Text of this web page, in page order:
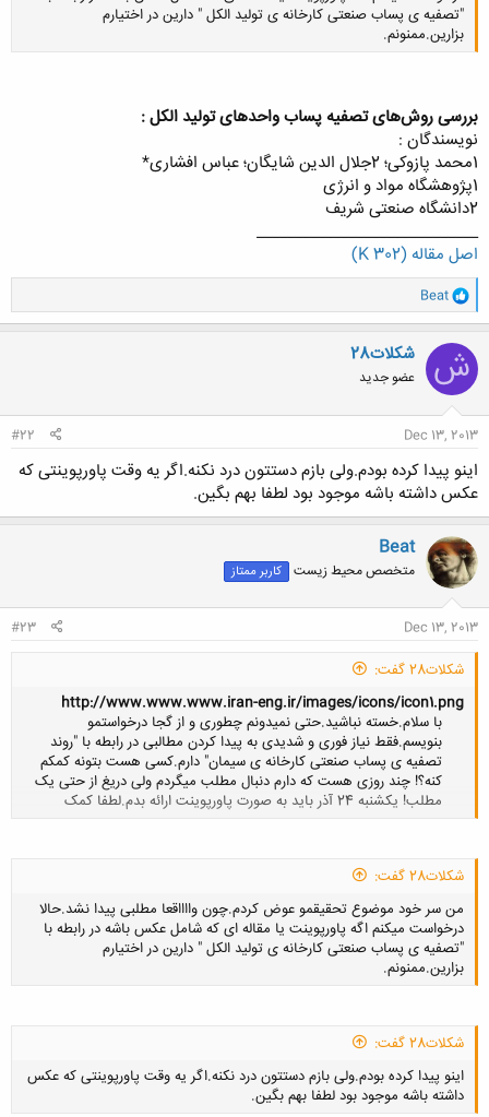
"تصفیه ی پساب صنعتی کارخانه ی تولید الکل " دارین در اختیارم
بزارین.ممنونم.
کلیک کنید تا باز شود...
بررسی روش‌های تصفیه پساب واحدهای تولید الکل :
نویسندگان :
1محمد پازوکی؛ 2جلال الدین شایگان؛ عباس افشاری*
1پژوهشگاه مواد و انرژی
2دانشگاه صنعتی شریف
_____________________________
اصل مقاله (302 K)
و
ا
ک
ن
ش
ه
ا
Beat
ش شکلات28
عضو جدید
Dec 13, 2013
#22
اینو پیدا کرده بودم.ولی بازم دستتون درد نکنه.اگر یه وقت پاورپوینتی که
عکس داشته باشه موجود بود لطفا بهم بگین.
Beat
متخصص محیط زیست کاربر ممتاز
Dec 13, 2013
#23
شکلات28 گفت:
http://www.www.www.iran-eng.ir/images/icons/icon1.png
با سلام.خسته نباشید.حتی نمیدونم چطوری و از گجا درخواستمو
بنویسم.فقط نیاز فوری و شدیدی به پیدا کردن مطالبی در رابطه با "روند
تصفیه ی پساب صنعتی کارخانه ی سیمان" دارم.کسی هست بتونه کمکم
کنه؟! چند روزی هست که دارم دنبال مطلب میگردم ولی دریغ از حتی یک
مطلب! یکشنبه 24 آذر باید به صورت پاورپوینت ارائه بدم.لطفا کمک​
شکلات28 گفت:
من سر خود موضوع تحقیقمو عوض کردم.چون وااااقعا مطلبی پیدا نشد.حالا
درخواست میکنم اگه پاورپوینت یا مقاله ای که شامل عکس باشه در رابطه با
"تصفیه ی پساب صنعتی کارخانه ی تولید الکل " دارین در اختیارم
بزارین.ممنونم.
شکلات28 گفت:
اینو پیدا کرده بودم.ولی بازم دستتون درد نکنه.اگر یه وقت پاورپوینتی که عکس
داشته باشه موجود بود لطفا بهم بگین.